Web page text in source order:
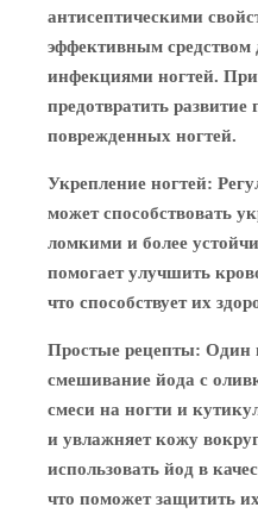
антисептическими
эффективным
инфекциями ногтей.
предотвратить
поврежденных ногтей.
Укрепление ногтей:
может способствовать
ломкими и более
помогает улучшить
что способствует их
Простые рецепты: Один
смешивание йода с
смеси на ногти и
и увлажняет кожу
использовать йод в
что поможет защитить